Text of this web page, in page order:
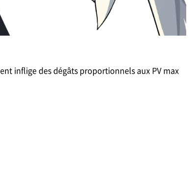
inflige des dégâts proportionnels aux PV max